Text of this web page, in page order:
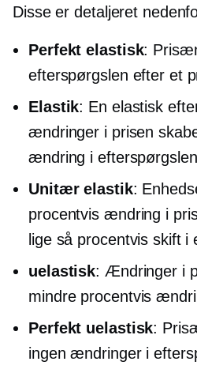
Disse er detaljeret
Perfekt elastisk:
efterspørgslen efter et
Elastik: En elastisk
ændringer i prisen
ændring i
Unitær elastik:
procentvis ændring i
lige så procentvis skift i
uelastisk: Ændringer i
mindre procentvis
Perfekt uelastisk:
ingen ændringer i